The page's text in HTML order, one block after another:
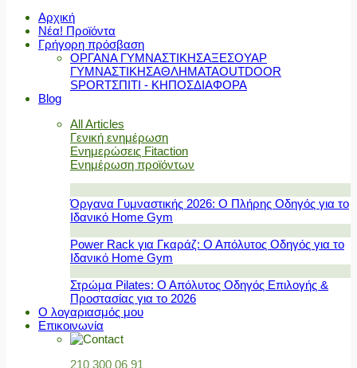
Αρχική
Νέα! Προϊόντα
Γρήγορη πρόσβαση
ΟΡΓΑΝΑ ΓΥΜΝΑΣΤΙΚΗΣΑΞΕΣΟΥΑΡ
ΓΥΜΝΑΣΤΙΚΗΣΑΘΛΗΜΑΤΑOUTDOOR
SPORTΣΠΙΤΙ - ΚΗΠΟΣΔΙΑΦΟΡΑ
Blog
All Articles
Γενική ενημέρωση
Ενημερώσεις Fitaction
Ενημέρωση προϊόντων
Όργανα Γυμναστικής 2026: Ο Πλήρης Οδηγός για το
Ιδανικό Home Gym
Power Rack για Γκαράζ: Ο Απόλυτος Οδηγός για το
Ιδανικό Home Gym
Στρώμα Pilates: Ο Απόλυτος Οδηγός Επιλογής &
Προστασίας για το 2026
Ο λογαριασμός μου
Επικοινωνία
210 300 06 91